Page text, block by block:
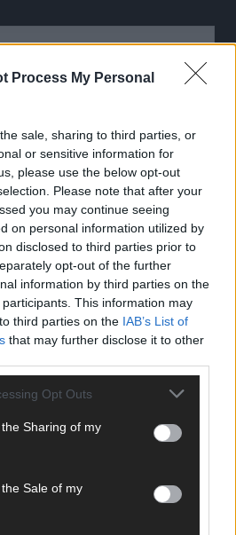
Process My Personal
sale, sharing to third parties, or
or sensitive information for
please use the below opt-out
Please note that after your
you may continue seeing
on personal information utilized by
disclosed to third parties prior to
opt-out of the further
information by third parties on the
participants. This information may
third parties on the IAB’s List of
that may further disclose it to other
Opt Outs
Sharing of my
Sale of my